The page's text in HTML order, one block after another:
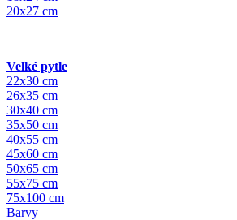
20x27 cm
Velké pytle
22x30 cm
26x35 cm
30x40 cm
35x50 cm
40x55 cm
45x60 cm
50x65 cm
55x75 cm
75x100 cm
Barvy